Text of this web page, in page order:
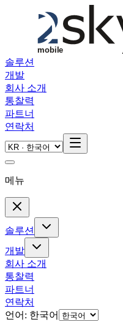
Skip to main content
솔루션
개발
회사 소개
통찰력
파트너
연락처
메뉴
솔루션
개발
회사 소개
통찰력
파트너
연락처
언어: 한국어